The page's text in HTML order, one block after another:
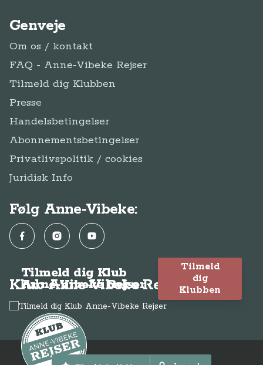
Genveje
Om os / kontakt
FAQ - Anne-Vibeke Rejser
Tilmeld dig Klubben
Presse
Handelsbetingelser
Abonnementsbetingelser
Privatlivspolitik / cookies
Juridisk Info
Følg Anne-Vibeke:
FacebookInstagramYouTube
Klub Anne-Vibeke Rejser
Tilmeld dig Klub
Anne-Vibeke Rejser
Tilmeld
dig
Klubben
© Anne-Vibeke Rejser2026